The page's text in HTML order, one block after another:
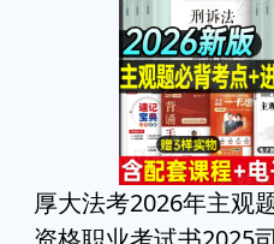
厚大法考2026年主观